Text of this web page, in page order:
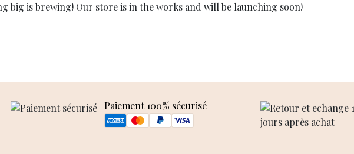
big is brewing! Our store is in the works and will be launching soon!
Paiement 100% sécurisé